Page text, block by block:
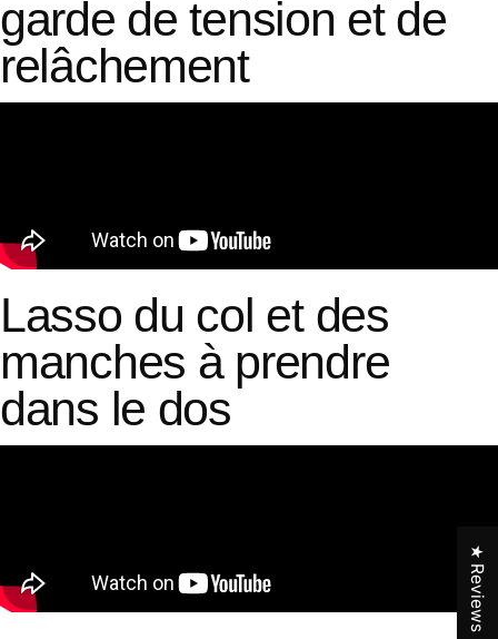
garde de tension et de
relâchement
Lasso du col et des
manches à prendre
dans le dos
★ Reviews